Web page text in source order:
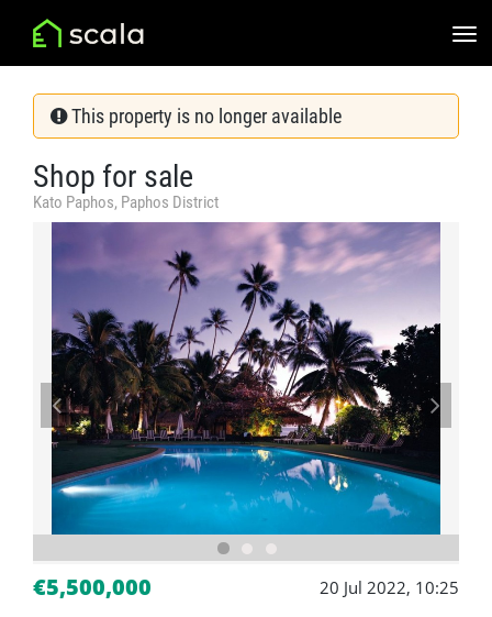
This property is no longer available
Shop for sale
Kato Paphos, Paphos District
€5,500,000 20 Jul 2022, 10:25